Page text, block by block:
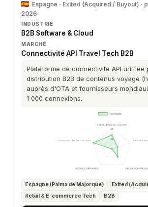
Espagne · Exited (Acquired / Buyout) ·
2026
INDUSTRIE
B2B Software & Cloud
MARCHÉ
Connectivité API Travel Tech B2B
Plateforme de connectivité API unifiée
distribution B2B de contenus voyage
auprès d'OTA et fournisseurs
1 000 connexions.
Espagne (Palma de Majorque)
Exited
Retail & E-commerce Tech
B2B